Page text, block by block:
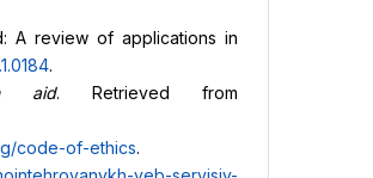
A review of applications in
.
aid. Retrieved from
code-of-ethics.